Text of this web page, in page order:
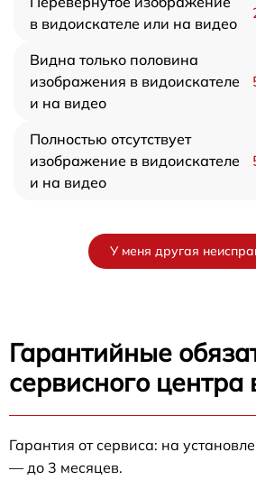
в видоискателе или на видео
Видна только половина
изображения в видоискателе
и на видео
Полностью отсутствует
изображение в видоискателе
и на видео
У меня другая
Гарантийные
сервисного центра
Гарантия от сервиса: на
— до 3 месяцев.